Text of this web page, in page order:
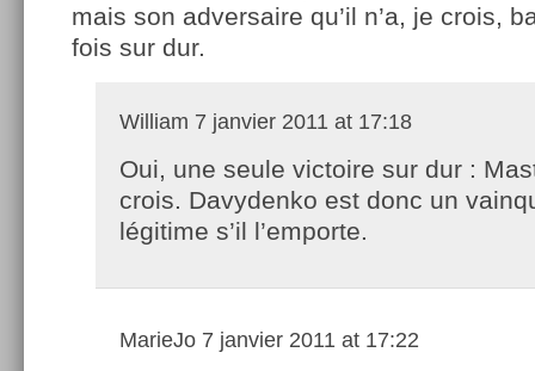
mais son adversaire qu’il n’a, je crois,
fois sur dur.
William 7 janvier 2011 at 17:18
Oui, une seule victoire sur dur :
crois. Davydenko est donc un
légitime s’il l’emporte.
MarieJo 7 janvier 2011 at 17:22